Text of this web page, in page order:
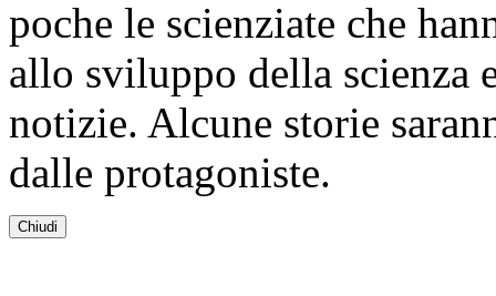
poche le scienziate che
allo sviluppo della scienza
notizie. Alcune storie
dalle protagoniste.
Chiudi